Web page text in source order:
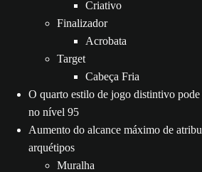
Criativo
Finalizador
Acrobata
Target
Cabeça Fria
O quarto estilo de jogo distintivo
no nível 95
Aumento do alcance máximo de
arquétipos
Muralha